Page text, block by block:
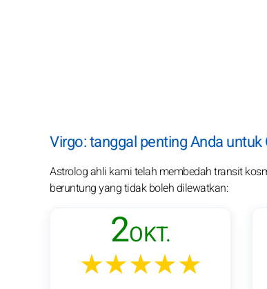
Virgo: tanggal penting Anda
Astrolog ahli kami telah membedah transit
beruntung yang tidak boleh dilewatkan:
2OKT.
★★★★★